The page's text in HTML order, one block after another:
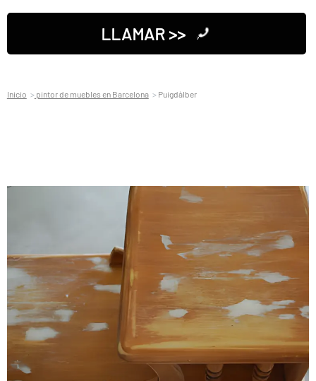
LLAMAR >>
Inicio pintor de muebles en Barcelona Puigdàlber